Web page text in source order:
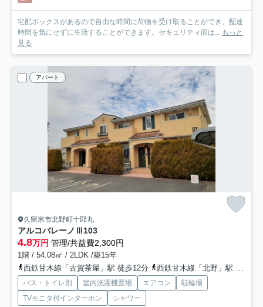
宅配ボックスがあるので自由な時間に荷物を受け取ることができ、配達
時間を気にせずに生活することができます。セキュリティ面は... もっと
見る
アパート
久留米市北野町十郎丸
アルコバレーノⅢ103
4.8万円 管理/共益費2,300円
1階 / 54.08㎡ / 2LDK /築15年
西鉄甘木線「古賀茶屋」駅 徒歩12分
西鉄甘木線「北野」駅 徒歩24分
バス・トイレ別 室内洗濯機置場 エアコン
駐輪場
TVモニタ付インターホン
シャワー